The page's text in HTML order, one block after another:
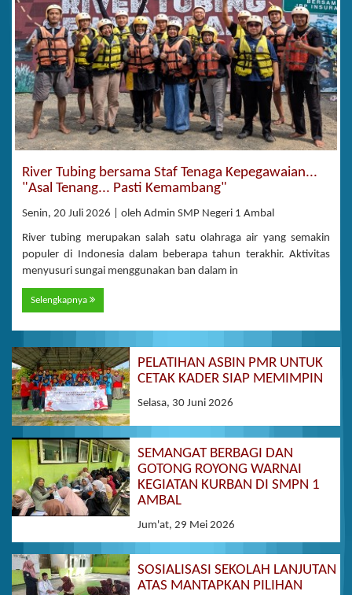
River Tubing bersama Staf Tenaga Kepegawaian...
"Asal Tenang... Pasti Kemambang"
Senin, 20 Juli 2026 | oleh Admin SMP Negeri 1 Ambal
River tubing merupakan salah satu olahraga air yang semakin
populer di Indonesia dalam beberapa tahun terakhir. Aktivitas
menyusuri sungai menggunakan ban dalam in
Selengkapnya
PELATIHAN ASBIN PMR UNTUK
CETAK KADER SIAP MEMIMPIN
Selasa, 30 Juni 2026
SEMANGAT BERBAGI DAN
GOTONG ROYONG WARNAI
KEGIATAN KURBAN DI SMPN 1
AMBAL
Jum'at, 29 Mei 2026
SOSIALISASI SEKOLAH LANJUTAN
ATAS MANTAPKAN PILIHAN